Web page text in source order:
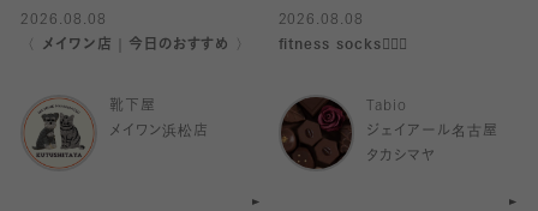
2026.08.08
〈 メイワン店｜今日のおすすめ 〉
靴下屋
メイワン浜松店
2026.08.08
fitness socks🧘🏻‍♀️
Tabio
ジェイアール名古屋
タカシマヤ